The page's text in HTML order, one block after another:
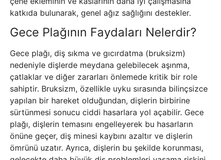
katkıda bulunarak, genel ağız sağlığını destekler.
Gece Plağının Faydaları Nelerdir?
Gece plağı, diş sıkma ve gıcırdatma (bruksizm)
nedeniyle dişlerde meydana gelebilecek aşınma,
çatlaklar ve diğer zararları önlemede kritik bir role
sahiptir. Bruksizm, özellikle uyku sırasında bilinçsizce
yapılan bir hareket olduğundan, dişlerin birbirine
sürtünmesi sonucu ciddi hasarlara yol açabilir. Gece
plağı, dişlerin temasını engelleyerek bu hasarların
önüne geçer, diş minesi kaybını azaltır ve dişlerin
ömrünü uzatır. Ayrıca, dişlerin bu şekilde korunması,